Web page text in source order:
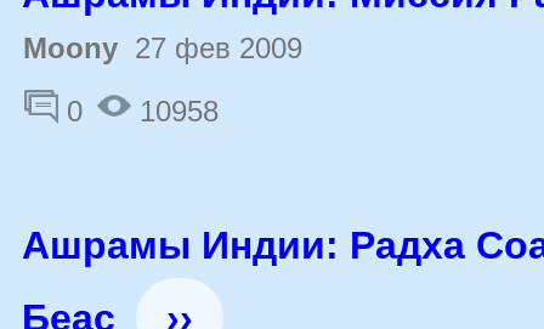
Moony 27 фев 2009
0
10958
Ашрамы Индии: Радха
Беас
››